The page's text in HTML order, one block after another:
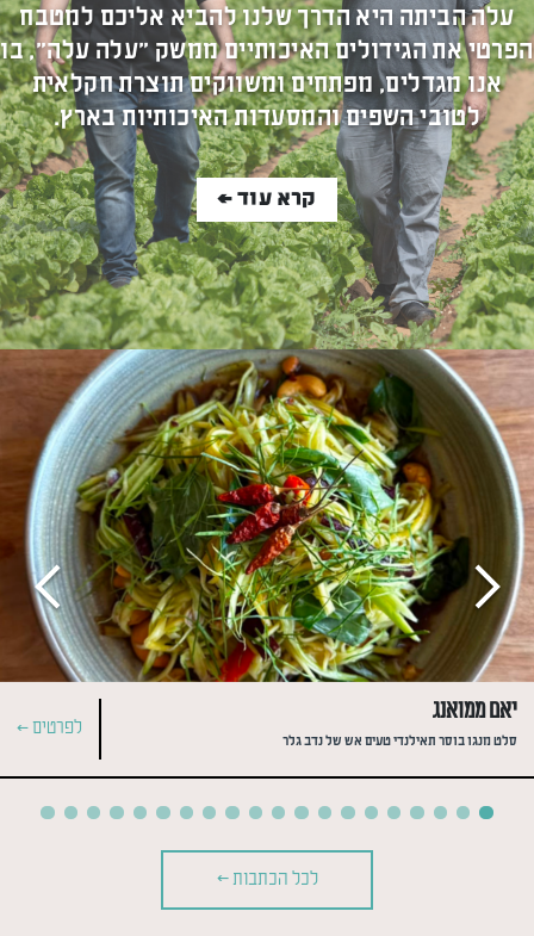
עלה הביתה היא הדרך שלנו להביא אליכם למטבח
הפרטי את הגידולים האיכותיים ממשק "עלה עלה", בו
אנו מגדלים, מפתחים ומשווקים תוצרת חקלאית
לטובי השפים והמסעדות האיכותיות בארץ.
קרא עוד >
יאם ממואנג
סלט מנגו בוסר תאילנדי טעים אש של נדב גלר
לפרטים >
לכל הכתבות >